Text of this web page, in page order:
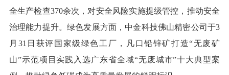
全生产检查370余次，对安全风险实施提级管控，推动安全
治理能力提升。绿色发展方面，中金科技佛山精密公司于3
月31日获评国家级绿色工厂，凡口铅锌矿打造“无废矿
山”示范项目实践入选广东省全域“无废城市”十大典型案